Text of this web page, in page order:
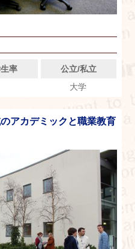
率
公立/私立
大学
アカデミックと職業教育